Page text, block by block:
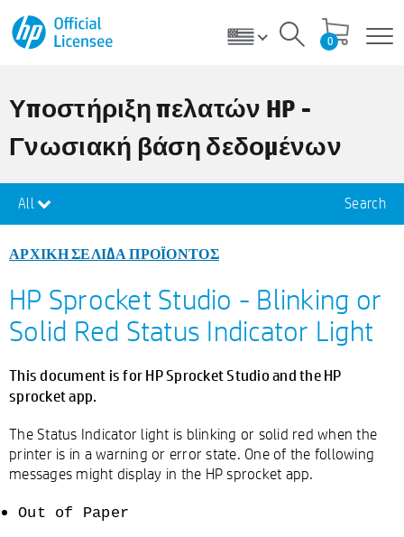
0
Υποστήριξη πελατών HP -
Γνωσιακή βάση δεδομένων
All Search
ΑΡΧΙΚΗ ΣΕΛΙΔΑ ΠΡΟΪΟΝΤΟΣ
HP Sprocket Studio - Blinking or
Solid Red Status Indicator Light
This document is for HP Sprocket Studio and the HP
sprocket app.
The Status Indicator light is blinking or solid red when the
printer is in a warning or error state. One of the following
messages might display in the HP sprocket app.
Out of Paper